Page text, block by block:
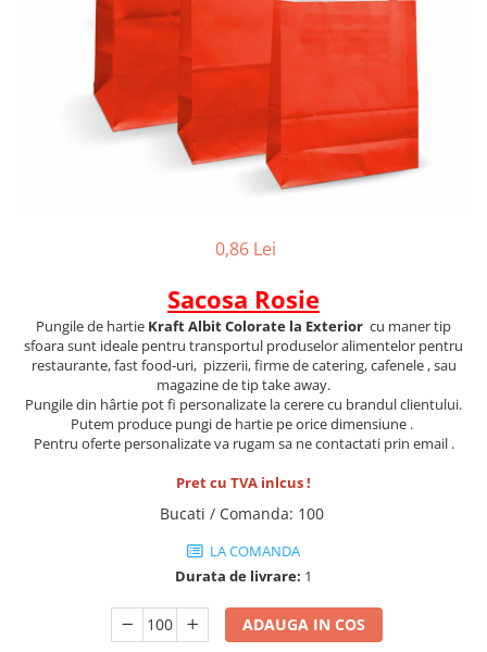
0,86 Lei
Sacosa Rosie
Pungile de hartie Kraft Albit Colorate la Exterior cu maner tip
sfoara sunt ideale pentru transportul produselor alimentelor pentru
restaurante, fast food-uri, pizzerii, firme de catering, cafenele , sau
magazine de tip take away.
Pungile din hârtie pot fi personalizate la cerere cu brandul clientului.
Putem produce pungi de hartie pe orice dimensiune .
Pentru oferte personalizate va rugam sa ne contactati prin email .
Pret cu TVA inlcus !
Bucati / Comanda: 100
LA COMANDA
Durata de livrare: 1
ADAUGA IN COS